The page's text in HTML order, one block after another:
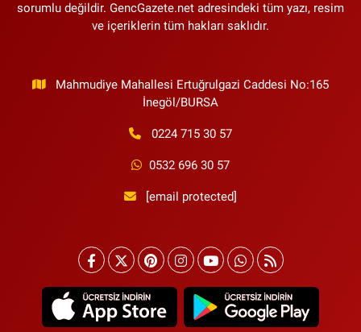
sorumlu değildir. GencGazete.net adresindeki tüm yazı, resim
ve içeriklerin tüm hakları saklıdır.
Mahmudiye Mahallesi Ertuğrulgazi Caddesi No:165
İnegöl/BURSA
0224 715 30 57
0532 696 30 57
[email protected]